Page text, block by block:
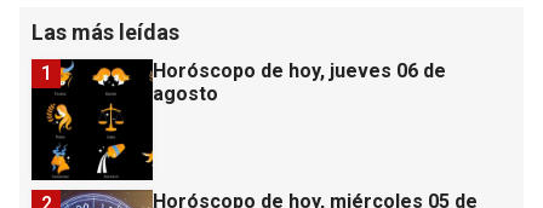
Las más leídas
Horóscopo de hoy, jueves 06 de
agosto
1
Horóscopo de hoy, miércoles 05 de
2